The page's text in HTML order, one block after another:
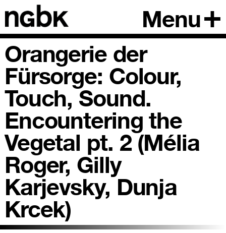
Menu
Orangerie der
Fürsorge: Colour,
Touch, Sound.
Encountering the
Vegetal pt. 2 (Mélia
Roger, Gilly
Karjevsky, Dunja
Krcek)